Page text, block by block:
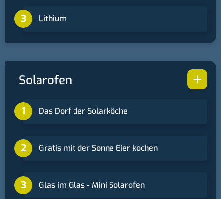
Lithium
+
Solarofen
Das Dorf der Solarköche
Gratis mit der Sonne Eier kochen
Glas im Glas - Mini Solarofen